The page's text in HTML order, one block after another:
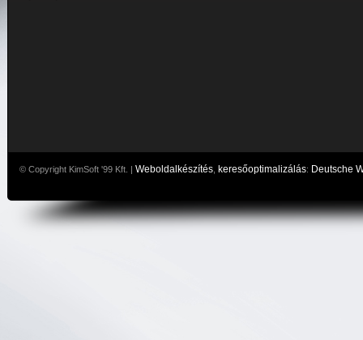
© Copyright KimSoft '99 Kft. | Weboldalkészítés keresőoptimalizálás: Deutsche